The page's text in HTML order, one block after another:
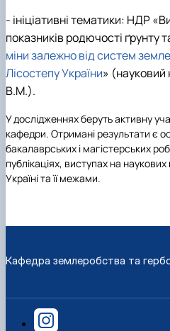
- ініціативні тематики: НДР «
показників родючості ґрунту
міни залежно від систем
Лісостепу України» (науковий
В.М.).
У дослідженнях беруть активну
кафедри. Отримані результати є
бакалаврських і магістерських
публікаціях, виступах на
Україні та її межами.
Кафедра землеробства та